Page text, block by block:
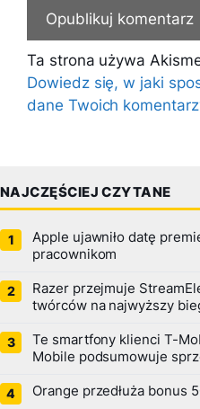
Ta strona używa
Dowiedz się, w jaki
dane Twoich
NAJCZĘŚCIEJ CZYTANE
Apple ujawniło datę
pracownikom
Razer przejmuje
twórców na najwyższy
Te smartfony klienci T-
Mobile podsumowuje
Orange przedłuża bonus